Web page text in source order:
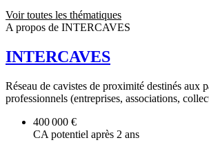
Voir toutes les thématiques
A propos de INTERCAVES
INTERCAVES
Réseau de cavistes de proximité destinés aux
professionnels (entreprises, associations,
400 000 €
CA potentiel après 2 ans